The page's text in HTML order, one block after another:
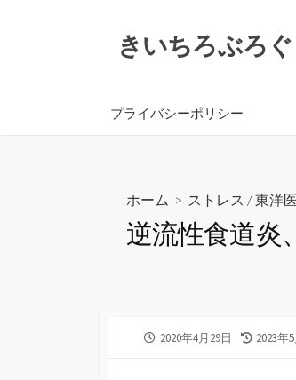
きいちろぶろぐ
プライバシーポリシー
ホーム > ストレス /東洋
逆流性食道炎
公
2020年4月29日
最
2023年